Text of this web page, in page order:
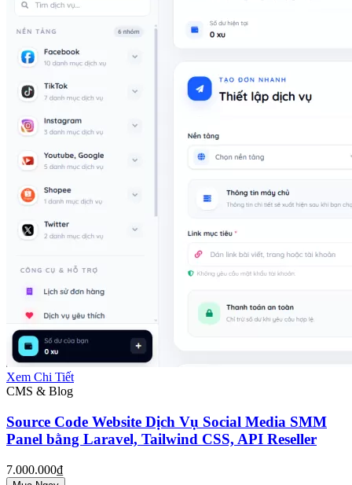
Xem Chi Tiết
CMS & Blog
Source Code Website Dịch Vụ Social Media SMM
Panel bằng Laravel, Tailwind CSS, API Reseller
7.000.000₫